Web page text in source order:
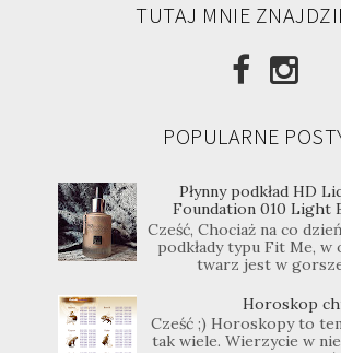
TUTAJ MNIE
POPULARNE
Płynny podkład HD
Foundation 010 Light
Cześć, Chociaż na co
podkłady typu Fit Me, w
twarz jest w
Horoskop
Cześć ;) Horoskopy to
tak wiele. Wierzycie w